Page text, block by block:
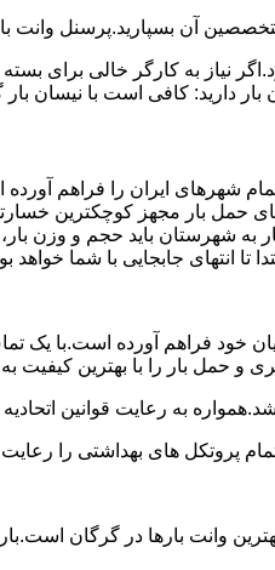
آن بسپارید.پرسنل وانت
به کارگر خالی برای
دارید: کافی است با نیسان بار
شهرهای ایران را فراهم
حمل بار مجهز کوچکترین
شهرستان باید حجم و وزن
تا انتهای جابجایی با شما خواهد
خود فراهم آورده است.با
حمل بار را با بهترین کیفیت
به رعایت قوانین
پروتکل های بهداشتی را
بهترین وانت بارها در گرگان